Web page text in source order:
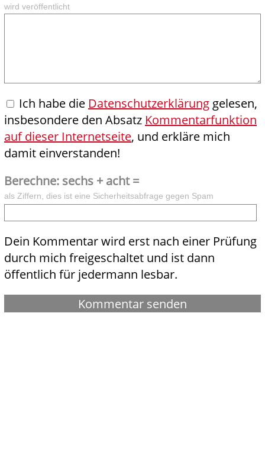
wird veröffentlicht
Ich habe die Datenschutzerklärung gelesen,
insbesondere den Absatz Kommentarfunktion
auf dieser Internetseite, und erkläre mich
damit einverstanden!
Berechne: sechs + acht =
als Ziffern, dies ist eine Sicherheitsabfrage gegen Spam
Dein Kommentar wird erst nach einer Prüfung
durch mich freigeschaltet und ist dann
öffentlich für jedermann lesbar.